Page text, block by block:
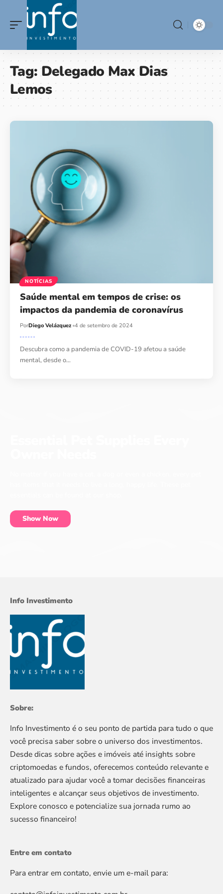
Tag:Delegado Max Dias
Lemos
NOTÍCIAS
Saúde mental em tempos de crise: os
impactos da pandemia de coronavírus
PorDiego Velázquez 4 de setembro de 2024
Descubra como a pandemia de COVID-19 afetou a saúde
mental, desde o…
Show Now
Info Investimento
Sobre:
Info Investimento é o seu ponto de partida para tudo o que
você precisa saber sobre o universo dos investimentos.
Desde dicas sobre ações e imóveis até insights sobre
criptomoedas e fundos, oferecemos conteúdo relevante e
atualizado para ajudar você a tomar decisões financeiras
inteligentes e alcançar seus objetivos de investimento.
Explore conosco e potencialize sua jornada rumo ao
sucesso financeiro!
Entre em contato
Para entrar em contato, envie um e-mail para: